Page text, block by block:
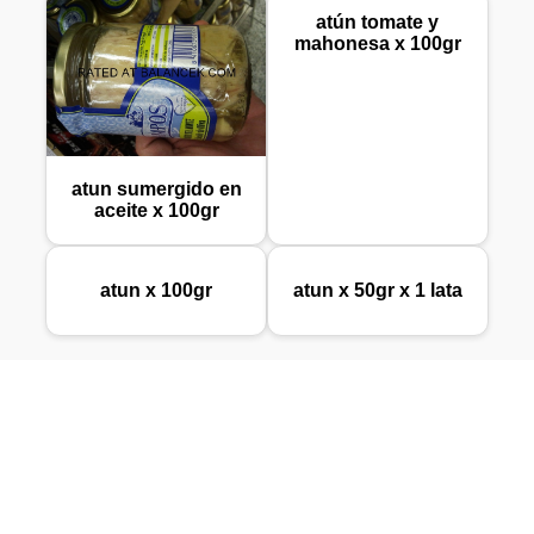
atun sumergido en
aceite x 100gr
atún tomate y
mahonesa x 100gr
atun x 100gr atun x 50gr x 1 lata